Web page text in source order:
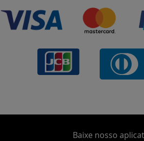
Baixe nosso